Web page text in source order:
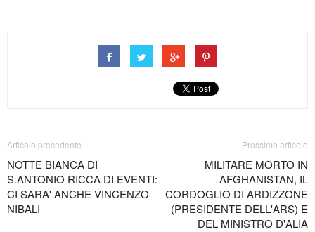
Articolo precedente
NOTTE BIANCA DI
S.ANTONIO RICCA DI EVENTI:
CI SARA' ANCHE VINCENZO
NIBALI
Prossimo articolo
MILITARE MORTO IN
AFGHANISTAN, IL
CORDOGLIO DI ARDIZZONE
(PRESIDENTE DELL'ARS) E
DEL MINISTRO D'ALIA